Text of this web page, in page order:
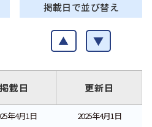
掲載日で並び替え
▲ ▼
掲載日 更新日
年4月1日 2025年4月1日